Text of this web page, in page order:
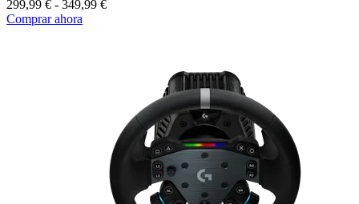
299,99 € - 349,99 €
Comprar ahora